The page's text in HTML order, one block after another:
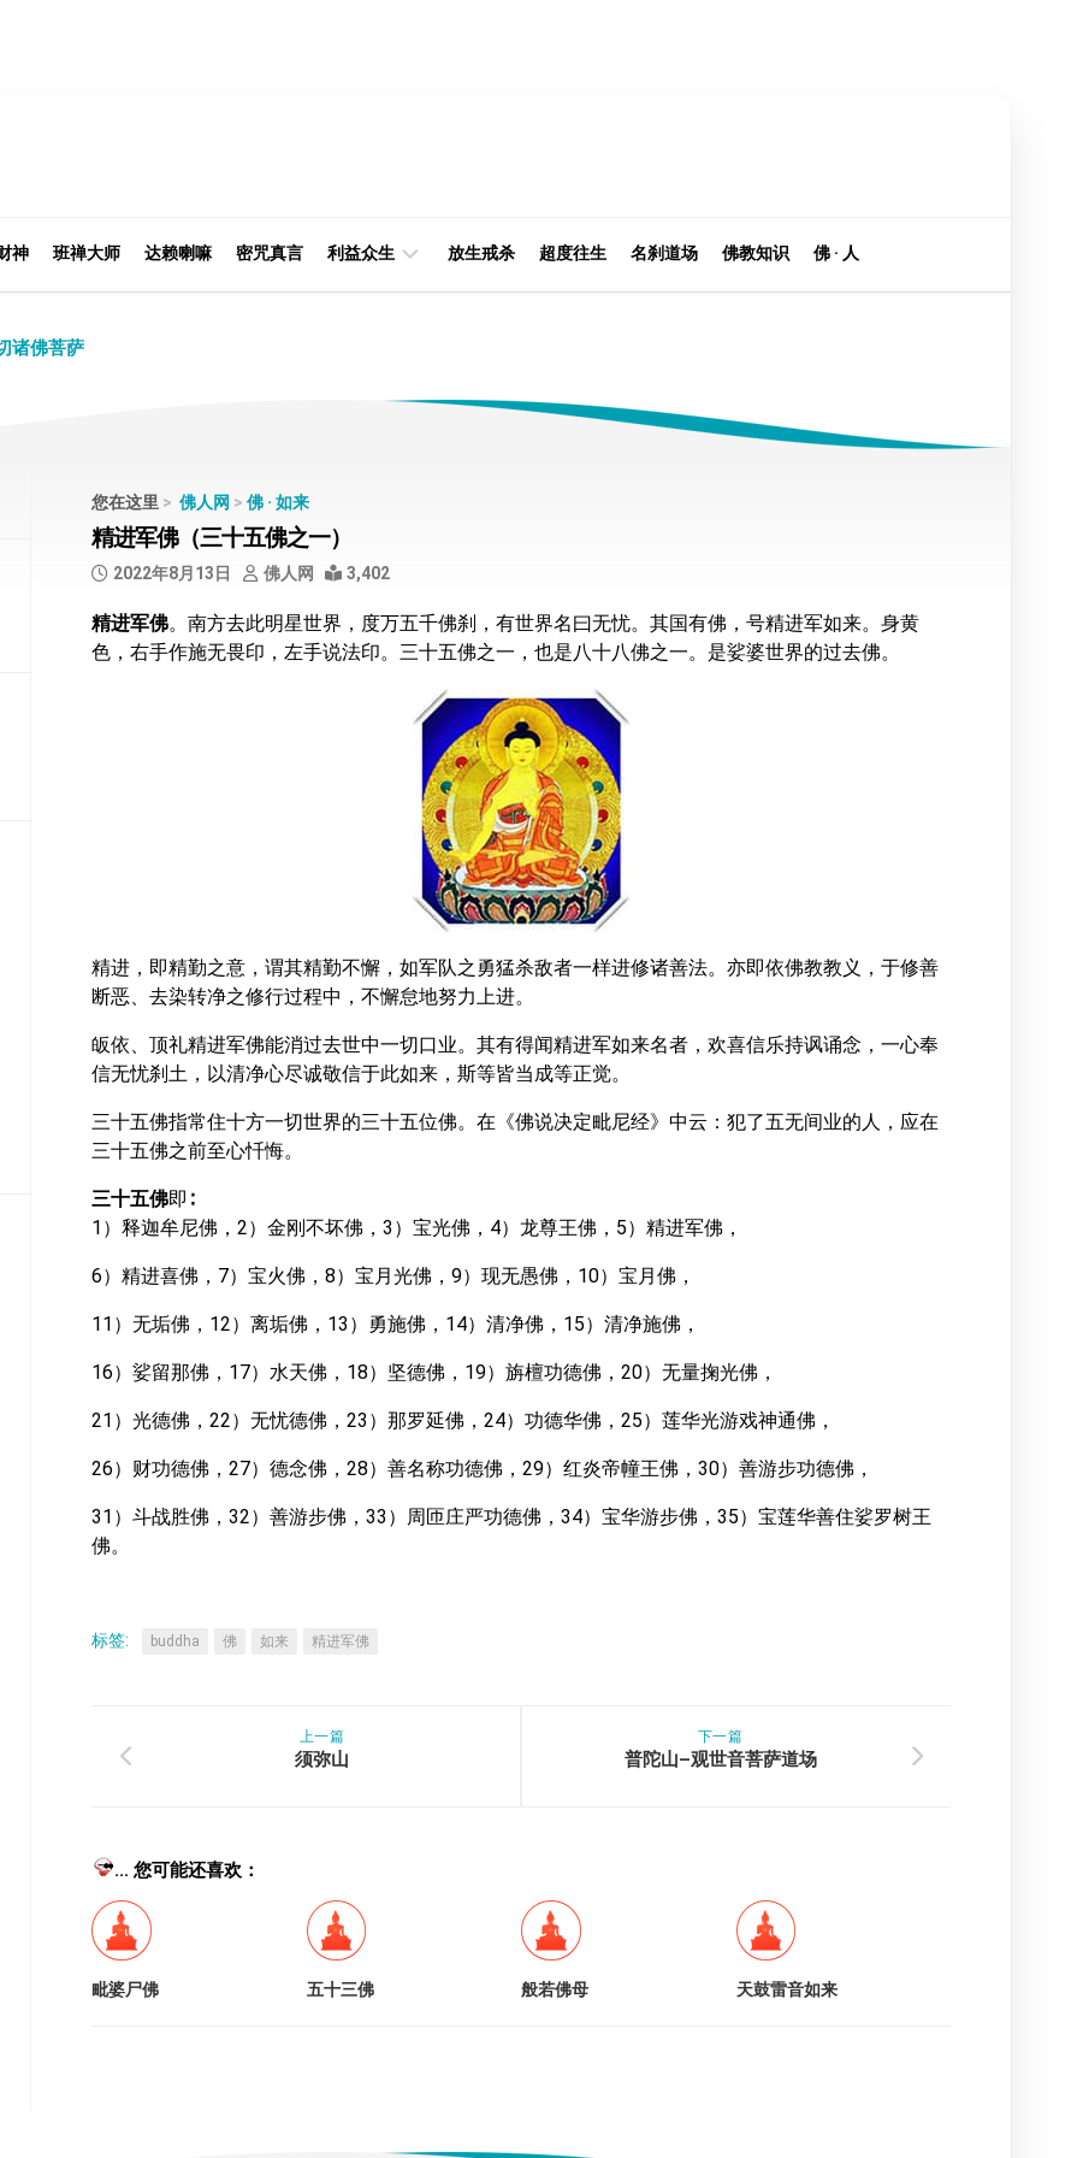
神 班禅大师 达赖喇嘛 密咒真言 利益众生
阿
若
部
华
严
部
涅
槃
部
大
集
经
部
教
传
部
放生戒杀 超度往生 名刹道场 佛教知识 佛 · 人
诸佛菩萨
您在这里 > 佛人网 > 佛 · 如来
精进军佛（三十五佛之一）
2022年8月13日 佛人网 3,402
精进军佛。南方去此明星世界，度万五千佛刹，有世界名曰无忧。其国有佛，号精进军如来。身黄
色，右手作施无畏印，左手说法印。三十五佛之一，也是八十八佛之一。是娑婆世界的过去佛。
精进，即精勤之意，谓其精勤不懈，如军队之勇猛杀敌者一样进修诸善法。亦即依佛教教义，于修善
断恶、去染转净之修行过程中，不懈怠地努力上进。
皈依、顶礼精进军佛能消过去世中一切口业。其有得闻精进军如来名者，欢喜信乐持讽诵念，一心奉
信无忧刹土，以清净心尽诚敬信于此如来，斯等皆当成等正觉。
三十五佛指常住十方一切世界的三十五位佛。在《佛说决定毗尼经》中云：犯了五无间业的人，应在
三十五佛之前至心忏悔。
三十五佛即∶
1）释迦牟尼佛，2）金刚不坏佛，3）宝光佛，4）龙尊王佛，5）精进军佛，
6）精进喜佛，7）宝火佛，8）宝月光佛，9）现无愚佛，10）宝月佛，
11）无垢佛，12）离垢佛，13）勇施佛，14）清净佛，15）清净施佛，
16）娑留那佛，17）水天佛，18）坚德佛，19）旃檀功德佛，20）无量掬光佛，
21）光德佛，22）无忧德佛，23）那罗延佛，24）功德华佛，25）莲华光游戏神通佛，
26）财功德佛，27）德念佛，28）善名称功德佛，29）红炎帝幢王佛，30）善游步功德佛，
31）斗战胜佛，32）善游步佛，33）周匝庄严功德佛，34）宝华游步佛，35）宝莲华善住娑罗树王
佛。
标签: buddha 佛 如来 精进军佛
下一篇
普陀山–观世音菩萨道场
上一篇
须弥山
... 您可能还喜欢：
毗婆尸佛 五十三佛 般若佛母 天鼓雷音如来